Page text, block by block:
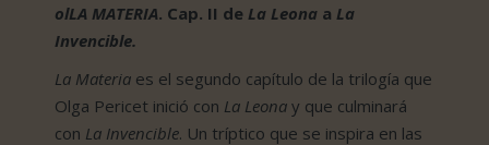
olLA MATERIA. Cap. II de La Leona a La
Invencible.
La Materia es el segundo capítulo de la trilogía que
Olga Pericet inició con La Leona y que culminará
con La Invencible. Un tríptico que se inspira en las